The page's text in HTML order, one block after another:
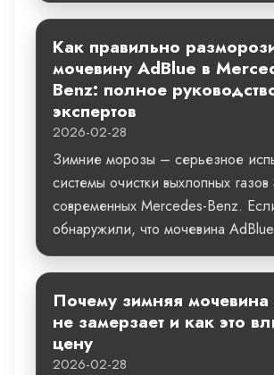
Как правильно
мочевину AdBlue в
Benz: полное
экспертов
2026-02-28
Зимние морозы – серьезное
системы очистки выхлопных газов
современных Mercedes-Benz.
обнаружили, что мочевина
Почему зимняя мочевина
не замерзает и как это
цену
2026-02-28